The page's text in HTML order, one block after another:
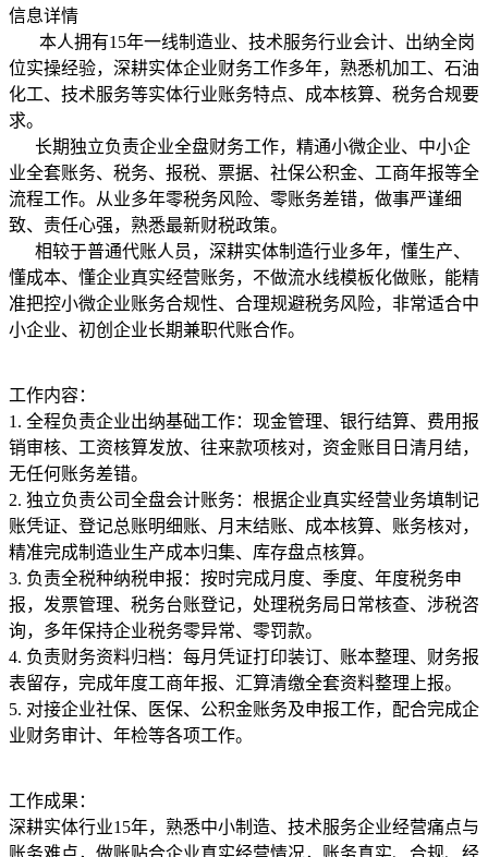
信息详情
本人拥有15年一线制造业、技术服务行业会计、出纳全岗
位实操经验，深耕实体企业财务工作多年，熟悉机加工、石油
化工、技术服务等实体行业账务特点、成本核算、税务合规要
求。
长期独立负责企业全盘财务工作，精通小微企业、中小企
业全套账务、税务、报税、票据、社保公积金、工商年报等全
流程工作。从业多年零税务风险、零账务差错，做事严谨细
致、责任心强，熟悉最新财税政策。
相较于普通代账人员，深耕实体制造行业多年，懂生产、
懂成本、懂企业真实经营账务，不做流水线模板化做账，能精
准把控小微企业账务合规性、合理规避税务风险，非常适合中
小企业、初创企业长期兼职代账合作。
工作内容：
1. 全程负责企业出纳基础工作：现金管理、银行结算、费用报
销审核、工资核算发放、往来款项核对，资金账目日清月结，
无任何账务差错。
2. 独立负责公司全盘会计账务：根据企业真实经营业务填制记
账凭证、登记总账明细账、月末结账、成本核算、账务核对，
精准完成制造业生产成本归集、库存盘点核算。
3. 负责全税种纳税申报：按时完成月度、季度、年度税务申
报，发票管理、税务台账登记，处理税务局日常核查、涉税咨
询，多年保持企业税务零异常、零罚款。
4. 负责财务资料归档：每月凭证打印装订、账本整理、财务报
表留存，完成年度工商年报、汇算清缴全套资料整理上报。
5. 对接企业社保、医保、公积金账务及申报工作，配合完成企
业财务审计、年检等各项工作。
工作成果：
深耕实体行业15年，熟悉中小制造、技术服务企业经营痛点与
账务难点，做账贴合企业真实经营情况，账务真实、合规、经